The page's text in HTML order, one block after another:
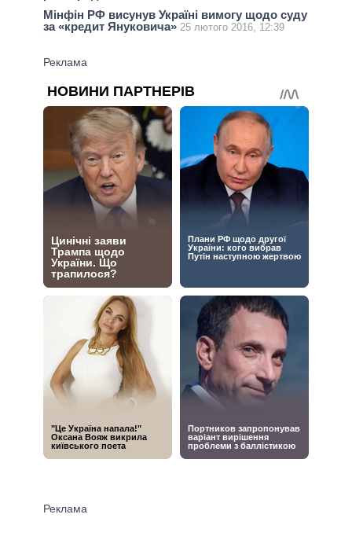
Мінфін РФ висунув Україні вимогу щодо суду
за «кредит Януковича» 25 лютого 2016, 12:39